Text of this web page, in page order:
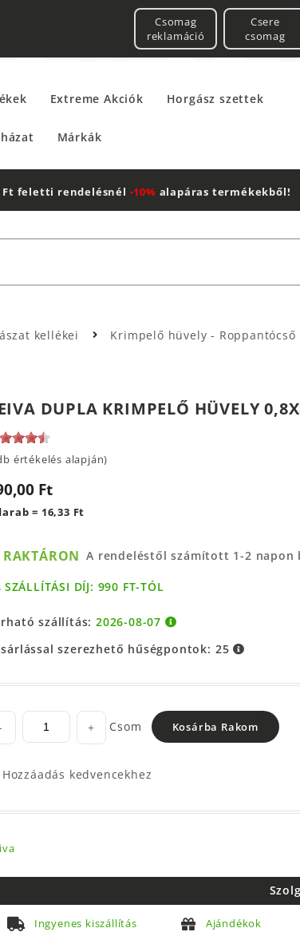
Csomag
reklamáció
Csere
csomag
Extreme Akciók Horgász szettek
Márkák
Ft feletti rendelésnél -10% alapáras termékekből!
kellékei Krimpelő hüvely - Roppantócső
DUPLA KRIMPELŐ HÜVELY
értékelés alapján)
Ft
= 16,33 Ft
RAKTÁRON A rendeléstől számított 1-2 napon
SZÁLLÍTÁSI DÍJ: 990 FT-TÓL
szállítás:2026-08-07
szerezhető hűségpontok: 25
+ Csom Kosárba Rakom
Hozzáadás kedvencekhez
Ingyenes kiszállítás Ajándékok